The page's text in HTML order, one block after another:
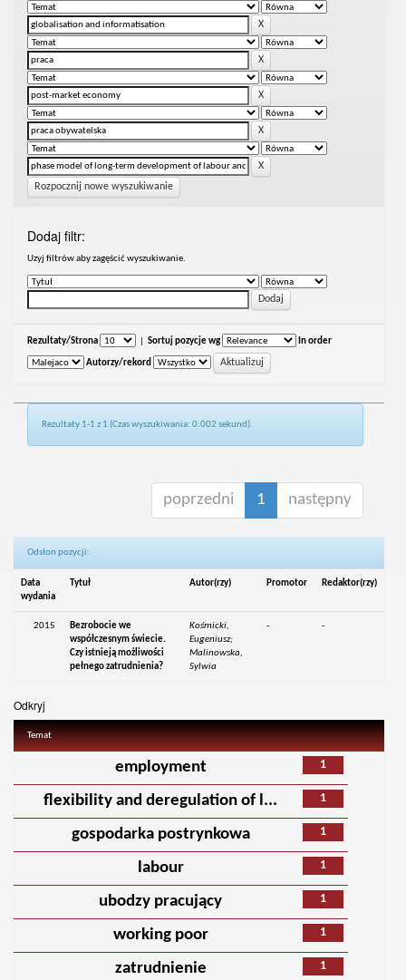
Rozpocznij nowe wyszukiwanie
Dodaj filtr:
Uzyj filtrów aby zagęścić wyszukiwanie.
Rezultaty/Strona Sortuj pozycje wg In order
Autorzy/rekord
Rezultaty 1-1 z 1 (Czas wyszukiwania: 0.002 sekund).
poprzedni 1 następny
Odsłon pozycji:
Data
wydania
Tytuł Autor(rzy) Promotor Redaktor(rzy)
2015
Bezrobocie we
współczesnym świecie.
Czy istnieją możliwości
pełnego zatrudnienia?
Kośmicki,
Eugeniusz;
Malinowska,
Sylwia
- -
Odkryj
Temat
1
employment
1
flexibility and deregulation of l...
1
gospodarka postrynkowa
1
labour
1
ubodzy pracujący
1
working poor
1
zatrudnienie